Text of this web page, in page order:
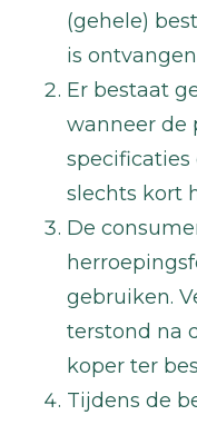
(gehele)
is
Er bestaat
wanneer de
slechts kort
De
gebruiken.
terstond na
koper ter
Tijdens de